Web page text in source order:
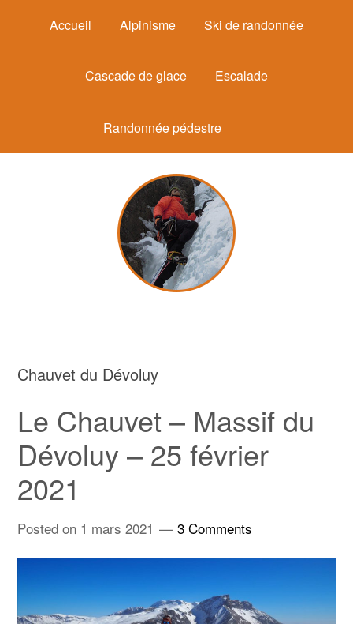
Accueil Alpinisme Ski de randonnée
Cascade de glace Escalade
Randonnée pédestre
Chauvet du Dévoluy
Le Chauvet – Massif du
Dévoluy – 25 février
2021
Posted on 1 mars 2021 3 Comments